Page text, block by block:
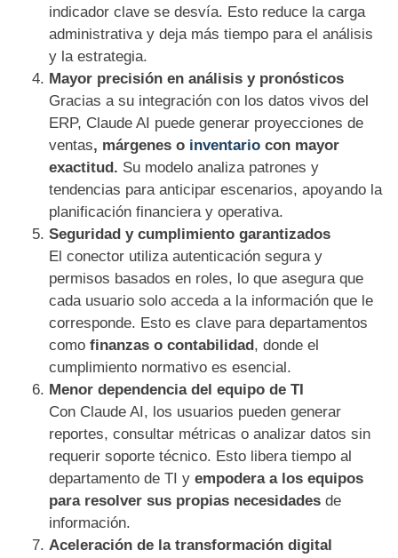
indicador clave se desvía. Esto reduce la carga
administrativa y deja más tiempo para el análisis
y la estrategia.
Mayor precisión en análisis y pronósticos
Gracias a su integración con los datos vivos del
ERP, Claude AI puede generar proyecciones de
ventas, márgenes o inventario con mayor
exactitud. Su modelo analiza patrones y
tendencias para anticipar escenarios, apoyando la
planificación financiera y operativa.
Seguridad y cumplimiento garantizados
El conector utiliza autenticación segura y
permisos basados en roles, lo que asegura que
cada usuario solo acceda a la información que le
corresponde. Esto es clave para departamentos
como finanzas o contabilidad , donde el
cumplimiento normativo es esencial.
Menor dependencia del equipo de TI
Con Claude AI, los usuarios pueden generar
reportes, consultar métricas o analizar datos sin
requerir soporte técnico. Esto libera tiempo al
departamento de TI y empodera a los equipos
para resolver sus propias necesidades de
información.
Aceleración de la transformación digital